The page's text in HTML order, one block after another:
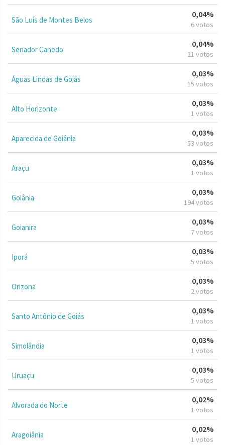
São Luís de Montes Belos
0,04%
6 votos
Senador Canedo
0,04%
21 votos
Águas Lindas de Goiás
0,03%
15 votos
Alto Horizonte
0,03%
1 votos
Aparecida de Goiânia
0,03%
53 votos
Araçu
0,03%
1 votos
Goiânia
0,03%
194 votos
Goianira
0,03%
7 votos
Iporá
0,03%
5 votos
Orizona
0,03%
2 votos
Santo Antônio de Goiás
0,03%
1 votos
Simolândia
0,03%
1 votos
Uruaçu
0,03%
5 votos
Alvorada do Norte
0,02%
1 votos
Aragoiânia
0,02%
1 votos